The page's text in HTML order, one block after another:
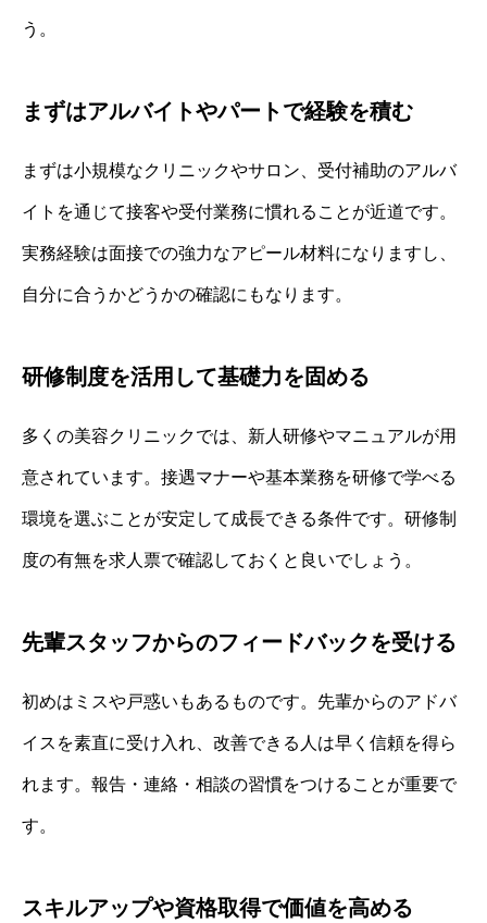
う。
まずはアルバイトやパートで経験を積む
まずは小規模なクリニックやサロン、受付補助のアルバ
イトを通じて接客や受付業務に慣れることが近道です。
実務経験は面接での強力なアピール材料になりますし、
自分に合うかどうかの確認にもなります。
研修制度を活用して基礎力を固める
多くの美容クリニックでは、新人研修やマニュアルが用
意されています。接遇マナーや基本業務を研修で学べる
環境を選ぶことが安定して成長できる条件です。研修制
度の有無を求人票で確認しておくと良いでしょう。
先輩スタッフからのフィードバックを受ける
初めはミスや戸惑いもあるものです。先輩からのアドバ
イスを素直に受け入れ、改善できる人は早く信頼を得ら
れます。報告・連絡・相談の習慣をつけることが重要で
す。
スキルアップや資格取得で価値を高める